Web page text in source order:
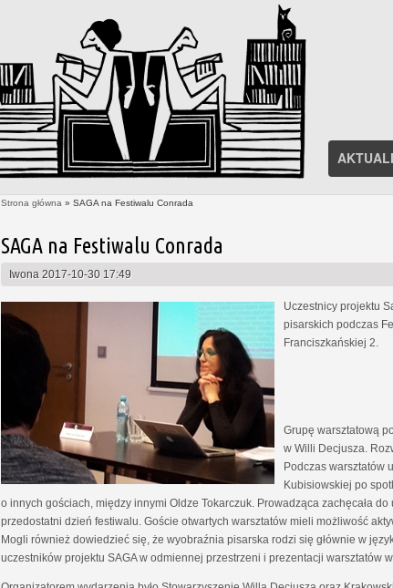
Strona główna » SAGA na Festiwalu Conrada
SAGA na Festiwalu Conrada
Iwona 2017-10-30 17:49
Uczestnicy projektu
pisarskich podczas
Franciszkańskiej 2.
Grupę warsztatową
w Willi Decjusza.
Podczas warsztatów
Kubisiowskiej po
o innych gościach, między innymi Oldze Tokarczuk. Prowadząca zachęcała
przedostatni dzień festiwalu. Goście otwartych warsztatów mieli możliwość
Mogli również dowiedzieć się, że wyobraźnia pisarska rodzi się głównie w
uczestników projektu SAGA w odmiennej przestrzeni i prezentacji warsztatów